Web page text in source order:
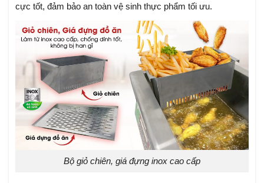
cực tốt, đảm bảo an toàn vệ sinh thực phẩm tối ưu.
Bộ giỏ chiên, giá đựng inox cao cấp